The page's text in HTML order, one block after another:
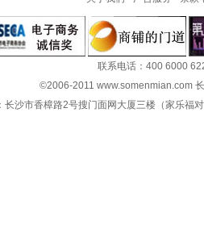
联系电话：400 6000
©2006-2011 www.somenmian.com
长沙市香樟路2号搜门面网大厦三楼（家乐福